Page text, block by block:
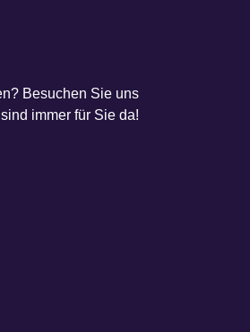
Besuchen Sie uns
immer für Sie da!